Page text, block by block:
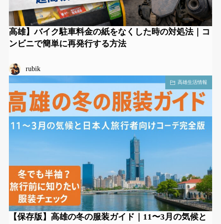
高雄】バイク駐車料金の紙をなくした時の対処法｜コ
ンビニで簡単に再発行する方法
rubik
高雄生活情報
【保存版】高雄の冬の服装ガイド｜11〜3月の気候と